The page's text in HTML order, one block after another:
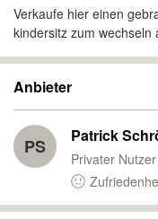
Verkaufe hier einen
kindersitz zum
Anbieter
PS Patrick
Privater Nutzer